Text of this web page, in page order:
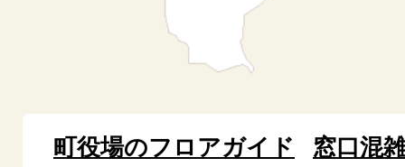
町役場のフロアガイド
窓口混